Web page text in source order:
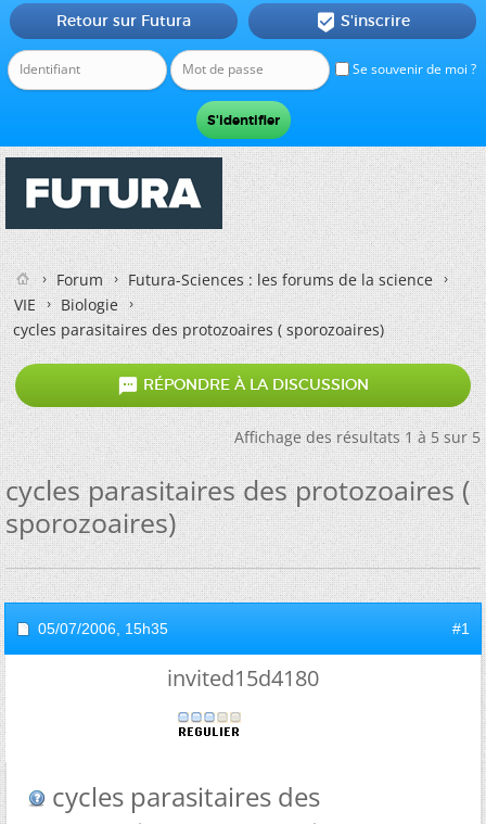
Se souvenir de moi ?
Retour sur Futura  S'inscrire
Forum
Futura-Sciences : les forums de la science
VIE
Biologie
cycles parasitaires des protozoaires ( sporozoaires)
 RÉPONDRE À LA DISCUSSION
Affichage des résultats 1 à 5 sur 5
cycles parasitaires des protozoaires (
sporozoaires)
05/07/2006, 15h35 #1
invited15d4180
cycles parasitaires des